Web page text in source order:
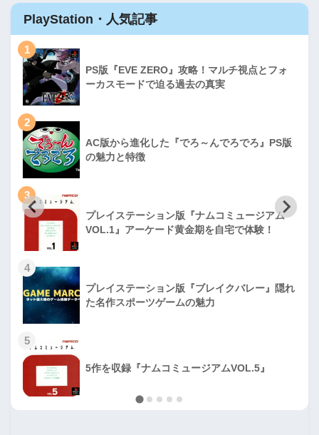
PlayStation・人気記事
1
PS版『EVE ZERO』攻略！マルチ視点とフォ
ーカスモードで迫る過去の真実
2
AC版から進化した『でろ～んでろでろ』PS版
の魅力と特徴
3
プレイステーション版『ナムコミュージアム
VOL.1』アーケード黄金期を自宅で体験！
4
プレイステーション版『ブレイクバレー』隠れ
た名作スポーツゲームの魅力
5
5作を収録『ナムコミュージアムVOL.5』